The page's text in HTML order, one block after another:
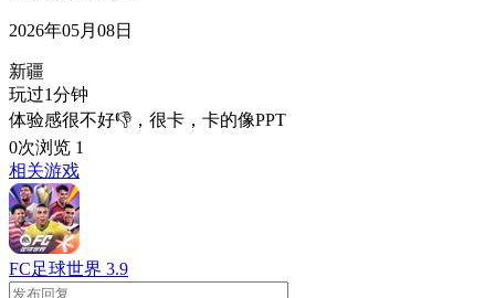
2026年05月08日
新疆
玩过1分钟
体验感很不好👎，很卡，卡的像PPT
0次浏览 1
相关游戏
FC足球世界 3.9